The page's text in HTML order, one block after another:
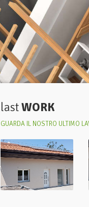
lastWORK
GUARDA IL NOSTRO ULTIMO